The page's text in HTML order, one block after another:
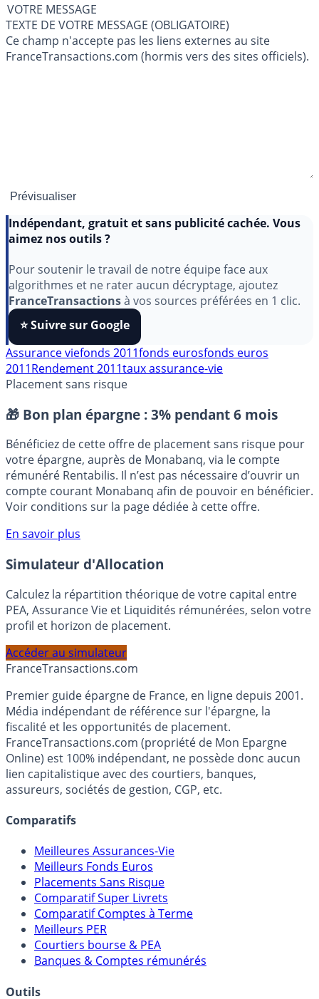
VOTRE MESSAGE
TEXTE DE VOTRE MESSAGE (OBLIGATOIRE)
Ce champ n'accepte pas les liens externes au site
FranceTransactions.com (hormis vers des sites officiels).
Indépendant, gratuit et sans publicité cachée. Vous
Pour soutenir le travail de notre équipe face aux
algorithmes et ne rater aucun décryptage, ajoutez
FranceTransactionsà vos sources préférées en 1 clic.
⭐️ Suivre sur Google
Assurance viefonds 2011fonds eurosfonds euros
2011Rendement 2011taux assurance-vie
Placement sans risque
🎁 Bon plan épargne : 3% pendant 6 mois
Bénéficiez de cette offre de placement sans risque pour
votre épargne, auprès de Monabanq, via le compte
rémunéré Rentabilis. Il n’est pas nécessaire d’ouvrir un
compte courant Monabanq afin de pouvoir en bénéficier.
Voir conditions sur la page dédiée à cette offre.
En savoir plus
Simulateur d'Allocation
Calculez la répartition théorique de votre capital entre
PEA, Assurance Vie et Liquidités rémunérées, selon votre
profil et horizon de placement.
Accéder au simulateur
FranceTransactions.com
Premier guide épargne de France, en ligne depuis 2001.
Média indépendant de référence sur l'épargne, la
fiscalité et les opportunités de placement.
FranceTransactions.com (propriété de Mon Epargne
Online) est 100% indépendant, ne possède donc aucun
lien capitalistique avec des courtiers, banques,
Meilleures Assurances-Vie
Meilleurs Fonds Euros
Placements Sans Risque
Comparatif Super Livrets
Comparatif Comptes à Terme
Meilleurs PER
Courtiers bourse & PEA